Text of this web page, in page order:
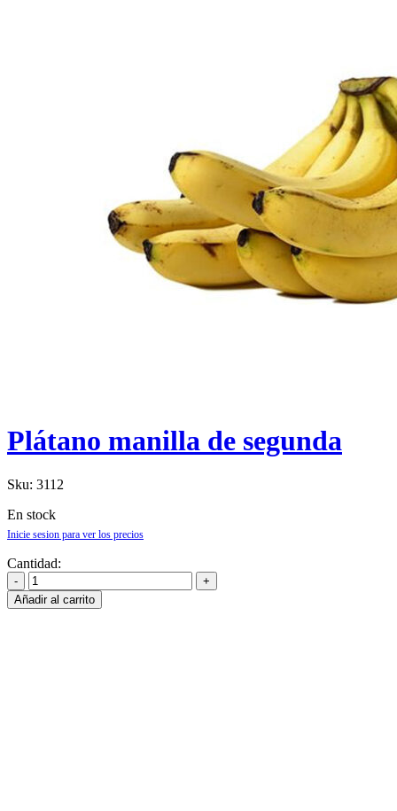
Plátano manilla de segunda
Sku: 3112
En stock
Inicie sesion para ver los precios
Cantidad:
Añadir al carrito